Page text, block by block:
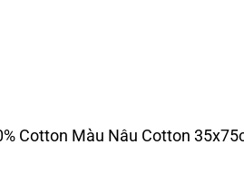
Cotton Màu Nâu Cotton